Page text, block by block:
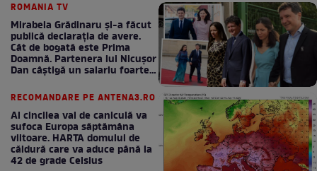
ROMANIA TV
Mirabela Grădinaru și-a făcut
publică declarația de avere.
Cât de bogată este Prima
Doamnă. Partenera lui Nicușor
Dan câștigă un salariu foarte
RECOMANDARE PE ANTENA3.RO
Al cincilea val de caniculă va
sufoca Europa săptămâna
viitoare. HARTA domului de
căldură care va aduce până la
42 de grade Celsius